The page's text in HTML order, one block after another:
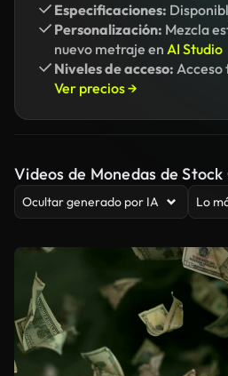
Especificaciones:
Personalización: Mezcla
nuevo metraje en AI Studio
Niveles de acceso: Acceso
Ver precios →
Videos de Monedas de
Ocultar generado por IA Lo